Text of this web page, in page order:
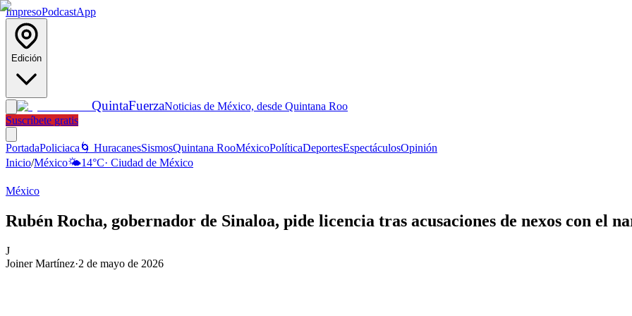
ImpresoPodcastApp
Edición
QuintaFuerzaNoticias de México, desde Quintana Roo
Suscríbete gratis
PortadaPoliciaca 🌀 HuracanesSismosQuintana RooMéxicoPolíticaDeportesEspectáculosOpinión
Inicio/México🌤️14°C· Ciudad de México
México
Rubén Rocha, gobernador de Sinaloa, pide licencia tras acusaciones de nexos con el
J
Joiner Martínez·2 de mayo de 2026